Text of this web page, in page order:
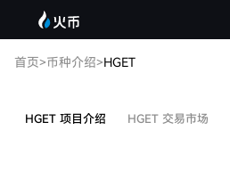
首页>币种介绍>HGET
HGET 项目介绍 HGET 交易市场